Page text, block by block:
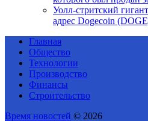
Уолл-стритский
адрес Dogecoin
Главная
Общество
Технологии
Производство
Финансы
Строительство
Время новостей © 2026